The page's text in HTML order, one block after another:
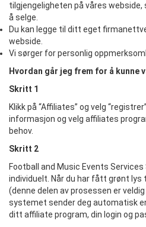
tilgjengeligheten på våres webside,
å selge.
Du kan legge til ditt eget
webside.
Vi sørger for personlig
Hvordan går jeg frem for å kunne
Skritt 1
Klikk på “Affiliates” og velg
informasjon og velg affiliates
behov.
Skritt 2
Football and Music Events Services
individuelt. Når du har fått grønt
(denne delen av prosessen er
systemet sender deg automatisk
ditt affiliate program, din login og